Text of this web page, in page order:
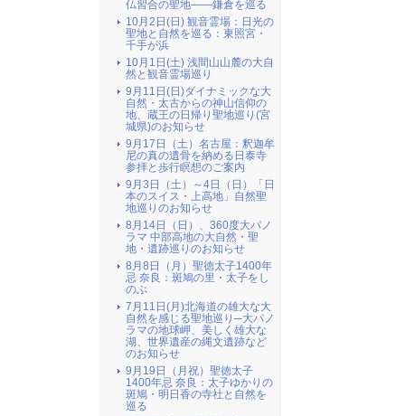
仏習合の聖地――鎌倉を巡る
10月2日(日) 観音霊場：日光の
聖地と自然を巡る：東照宮・
千手が浜
10月1日(土) 浅間山山麓の大自
然と観音霊場巡り
9月11日(日)ダイナミックな大
自然・太古からの神山信仰の
地、蔵王の日帰り聖地巡り(宮
城県)のお知らせ
9月17日（土）名古屋：釈迦牟
尼の真の遺骨を納める日泰寺
参拝と歩行瞑想のご案内
9月3日（土）～4日（日）「日
本のスイス・上高地」自然聖
地巡りのお知らせ
8月14日（日）、360度大パノ
ラマ 中部高地の大自然・聖
地・遺跡巡りのお知らせ
8月8日（月）聖徳太子1400年
忌 奈良：斑鳩の里・太子をし
のぶ
7月11日(月)北海道の雄大な大
自然を感じる聖地巡り─大パノ
ラマの地球岬、美しく雄大な
湖、世界遺産の縄文遺跡など
のお知らせ
9月19日（月祝）聖徳太子
1400年忌 奈良：太子ゆかりの
斑鳩・明日香の寺社と自然を
巡る